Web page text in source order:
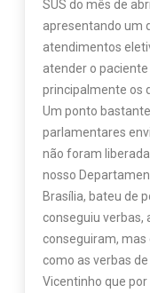
SUS do mês de
apresentando um
atendimentos
atender o
principalmente os
Um ponto
parlamentares
não foram
nosso
Brasília, bateu de
conseguiu verbas,
conseguiram, mas
como as verbas
Vicentinho que